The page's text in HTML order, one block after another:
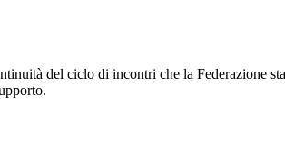
del ciclo di incontri che la Federazione